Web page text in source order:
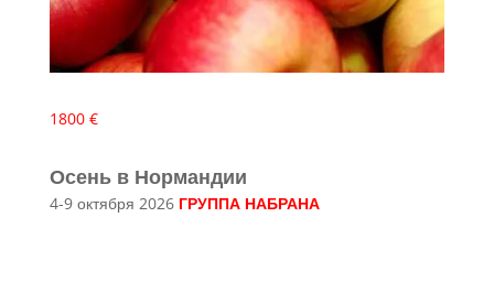
1800 €
Осень в Нормандии
4-9 октября 2026 ГРУППА НАБРАНА